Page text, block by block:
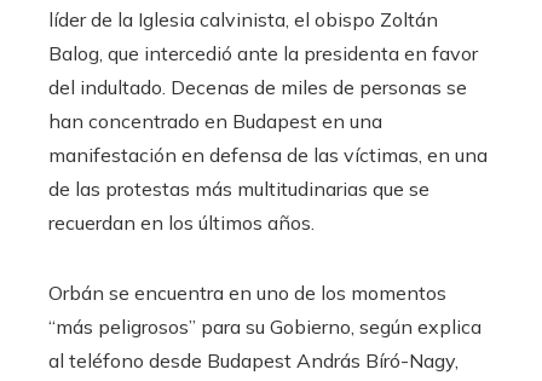
líder de la Iglesia calvinista, el obispo Zoltán
Balog, que intercedió ante la presidenta en favor
del indultado. Decenas de miles de personas se
han concentrado en Budapest en una
manifestación en defensa de las víctimas, en una
de las protestas más multitudinarias que se
recuerdan en los últimos años.
Orbán se encuentra en uno de los momentos
“más peligrosos” para su Gobierno, según explica
al teléfono desde Budapest András Bíró-Nagy,